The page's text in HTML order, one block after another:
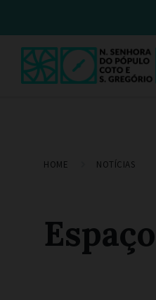
HOME NOTÍCIAS